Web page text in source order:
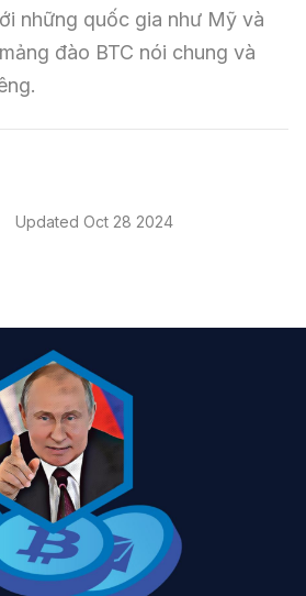
Đồ Giá
những quốc gia như Mỹ và
đào BTC nói chung và
Updated Oct 28 2024